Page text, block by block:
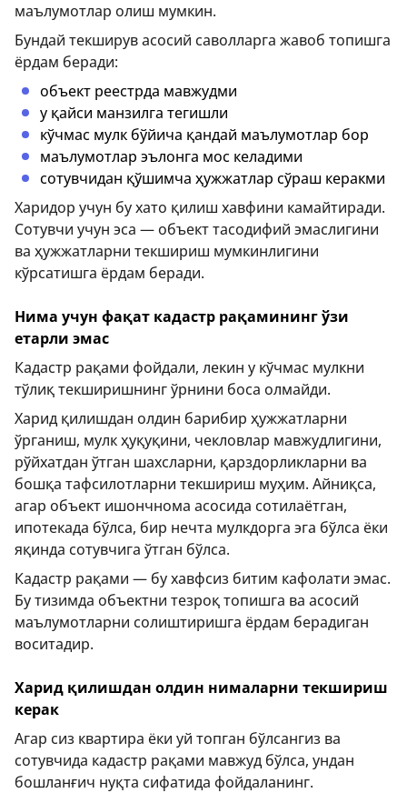
маълумотлар олиш мумкин.
Бундай текширув асосий саволларга жавоб топишга
ёрдам беради:
объект реестрда мавжудми
у қайси манзилга тегишли
кўчмас мулк бўйича қандай маълумотлар бор
маълумотлар эълонга мос келадими
сотувчидан қўшимча ҳужжатлар сўраш керакми
Харидор учун бу хато қилиш хавфини камайтиради.
Сотувчи учун эса — объект тасодифий эмаслигини
ва ҳужжатларни текшириш мумкинлигини
кўрсатишга ёрдам беради.
Нима учун фақат кадастр рақамининг ўзи
етарли эмас
Кадастр рақами фойдали, лекин у кўчмас мулкни
тўлиқ текширишнинг ўрнини боса олмайди.
Харид қилишдан олдин барибир ҳужжатларни
ўрганиш, мулк ҳуқуқини, чекловлар мавжудлигини,
рўйхатдан ўтган шахсларни, қарздорликларни ва
бошқа тафсилотларни текшириш муҳим. Айниқса,
агар объект ишончнома асосида сотилаётган,
ипотекада бўлса, бир нечта мулкдорга эга бўлса ёки
яқинда сотувчига ўтган бўлса.
Кадастр рақами — бу хавфсиз битим кафолати эмас.
Бу тизимда объектни тезроқ топишга ва асосий
маълумотларни солиштиришга ёрдам берадиган
воситадир.
Харид қилишдан олдин нималарни текшириш
керак
Агар сиз квартира ёки уй топган бўлсангиз ва
сотувчида кадастр рақами мавжуд бўлса, ундан
бошланғич нуқта сифатида фойдаланинг.